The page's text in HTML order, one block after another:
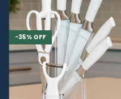
-35% OFF